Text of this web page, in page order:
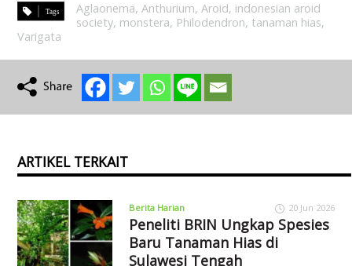
Aglaonema,Anthurium,Aroid, indonesian aroid
society, monstera, Philodendron, tanaman hias,
Varigata
ARTIKEL TERKAIT
Berita Harian 20 Jun 2026
Peneliti BRIN Ungkap Spesies
Baru Tanaman Hias di
Sulawesi Tengah